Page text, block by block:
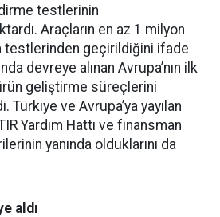
test­lerinin
Araçların en az 1 milyon
testlerin­den geçirildiğini ifade
devreye alınan Avrupa’nın ilk
geliştirme süreçlerini
Türkiye ve Avrupa’ya yayılan
Yardım Hattı ve finansman
yanında olduklarını da
aldı